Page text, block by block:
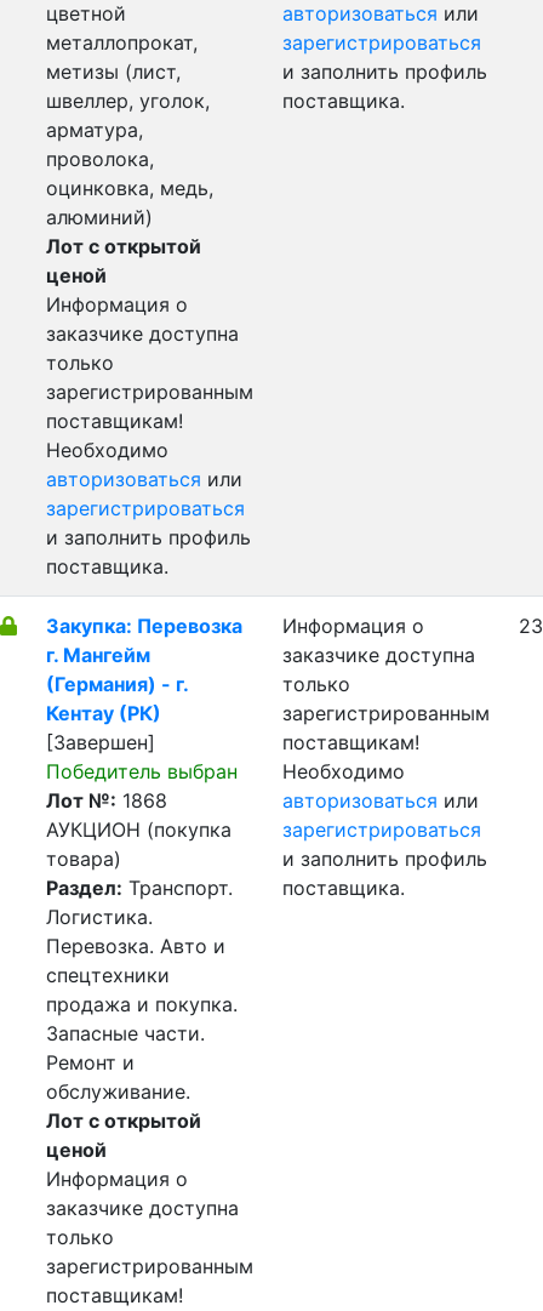
цветной
металлопрокат,
метизы (лист,
швеллер, уголок,
арматура,
проволока,
оцинковка, медь,
алюминий)
Лот с открытой
ценой
Информация о
заказчике доступна
только
зарегистрированным
поставщикам!
Необходимо
авторизоваться или
зарегистрироваться
и заполнить профиль
поставщика.
авторизоваться или
зарегистрироваться
и заполнить профиль
поставщика.
Закупка: Перевозка
г. Мангейм
(Германия) - г.
Кентау (РК)
[Завершен]
Победитель выбран
Лот №: 1868
АУКЦИОН (покупка
товара)
Раздел: Транспорт.
Логистика.
Перевозка. Авто и
спецтехники
продажа и покупка.
Запасные части.
Ремонт и
обслуживание.
Лот с открытой
ценой
Информация о
заказчике доступна
только
зарегистрированным
поставщикам!
Информация о
заказчике доступна
только
зарегистрированным
поставщикам!
Необходимо
авторизоваться или
зарегистрироваться
и заполнить профиль
поставщика.